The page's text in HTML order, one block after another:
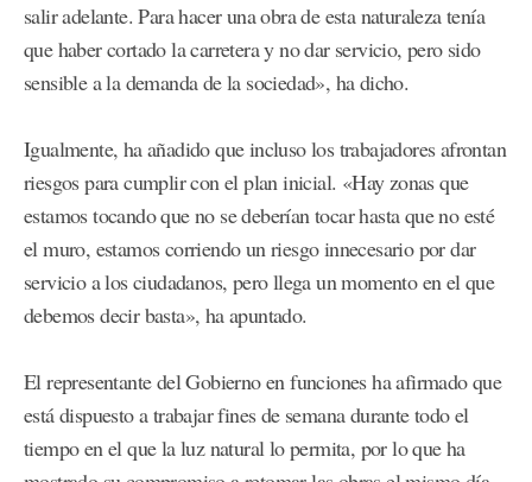
salir adelante. Para hacer una obra de esta naturaleza tenía
que haber cortado la carretera y no dar servicio, pero sido
sensible a la demanda de la sociedad», ha dicho.
Igualmente, ha añadido que incluso los trabajadores afrontan
riesgos para cumplir con el plan inicial. «Hay zonas que
estamos tocando que no se deberían tocar hasta que no esté
el muro, estamos corriendo un riesgo innecesario por dar
servicio a los ciudadanos, pero llega un momento en el que
debemos decir basta», ha apuntado.
El representante del Gobierno en funciones ha afirmado que
está dispuesto a trabajar fines de semana durante todo el
tiempo en el que la luz natural lo permita, por lo que ha